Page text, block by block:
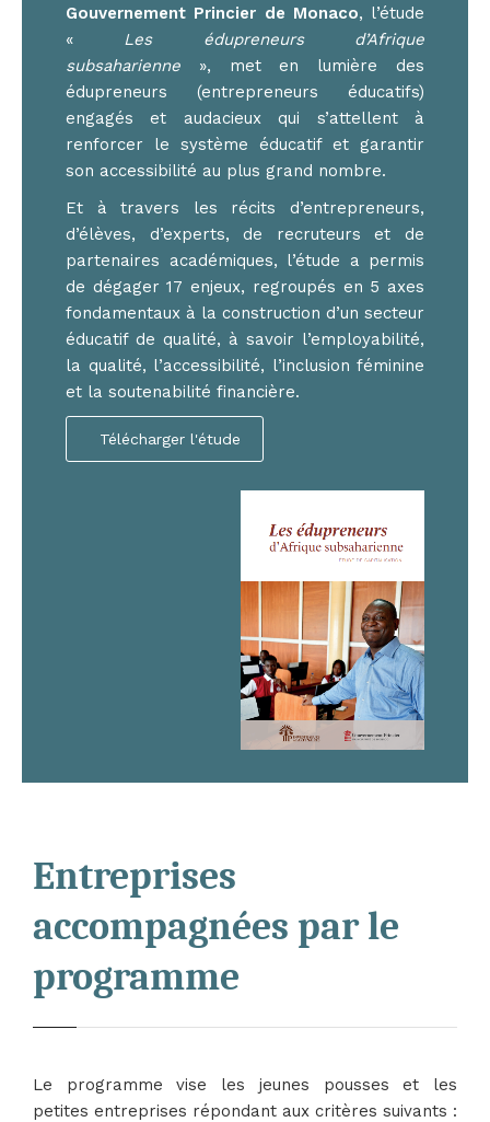
Gouvernement Princier de Monaco, l’étude
« Les édupreneurs d’Afrique
subsaharienne », met en lumière des
édupreneurs (entrepreneurs éducatifs)
engagés et audacieux qui s’attellent à
renforcer le système éducatif et garantir
son accessibilité au plus grand nombre.
Et à travers les récits d’entrepreneurs,
d’élèves, d’experts, de recruteurs et de
partenaires académiques, l’étude a permis
de dégager 17 enjeux, regroupés en 5 axes
fondamentaux à la construction d’un secteur
éducatif de qualité, à savoir l’employabilité,
la qualité, l’accessibilité, l’inclusion féminine
et la soutenabilité financière.
Télécharger l'étude
Entreprises
accompagnées par le
programme
Le programme vise les jeunes pousses et les
petites entreprises répondant aux critères suivants :